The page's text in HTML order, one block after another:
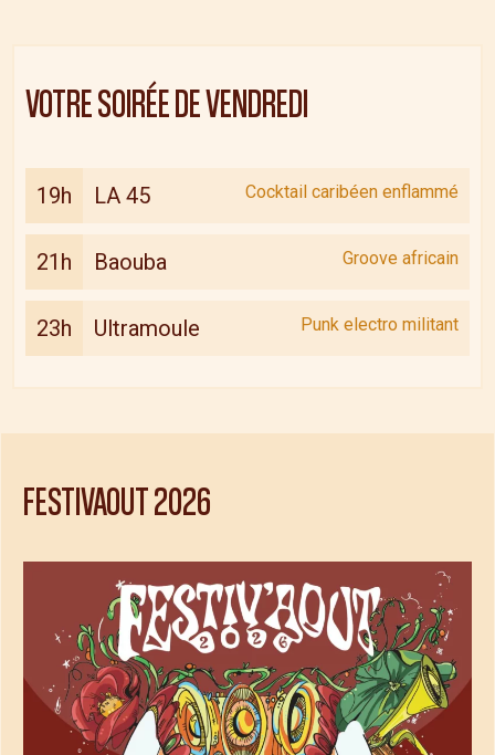
VOTRE SOIRÉE DEVENDREDI
19h LA 45 Cocktail caribéen enflammé
21h Baouba Groove africain
23h Ultramoule Punk electro militant
FESTIVAOUT2026